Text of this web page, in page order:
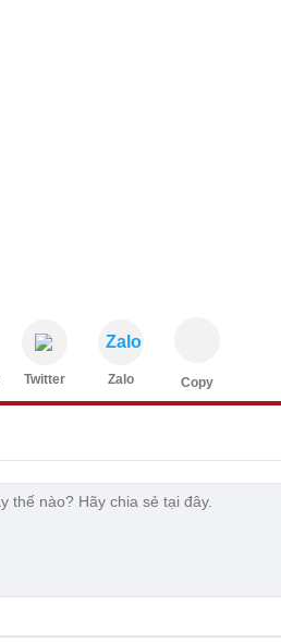
Twitter
Zalo
Zalo Copy